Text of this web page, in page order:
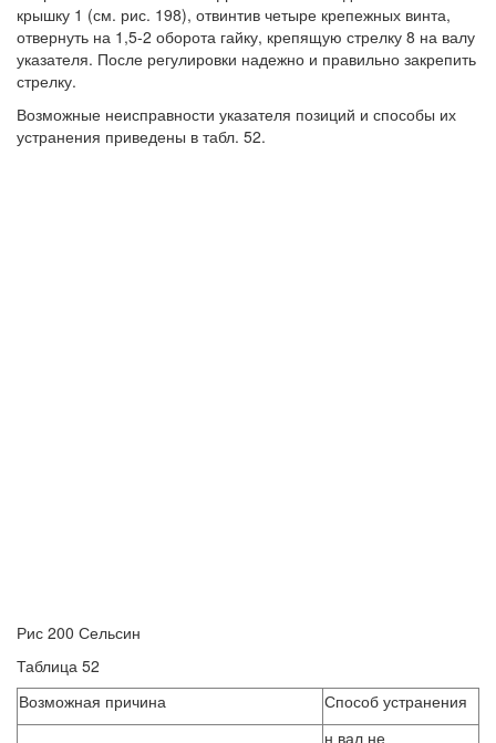
крышку 1 (см. рис. 198), отвинтив четыре крепежных винта,
отвернуть на 1,5-2 оборота гайку, крепящую стрелку 8 на валу
указателя. После регулировки надежно и правильно закрепить
стрелку.
Возможные неисправности указателя позиций и способы их
устранения приведены в табл. 52.
Рис 200 Сельсин
Таблица 52
Возможная причина
Способ устранения
н вал не